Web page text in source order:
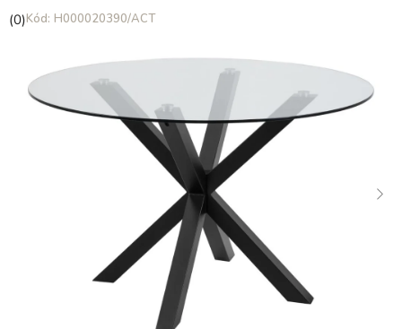
Průměrné
(0) H000020390/ACT